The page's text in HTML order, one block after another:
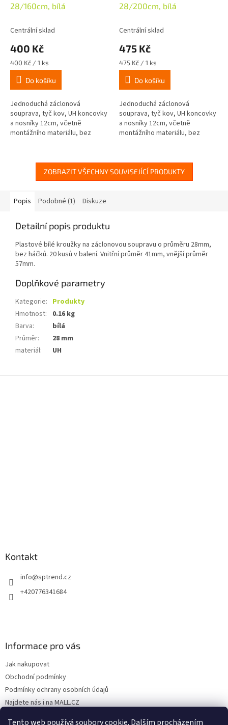
Tento web používá soubory cookie. Dalším procházením
28/160cm, bílá
Centrální sklad
400 Kč
Měrná
cena:
400 Kč / 1 ks
Do košíku
Jednoduchá záclonová
souprava, tyč kov, UH koncovky
a nosníky 12cm, včetně
montážního materiálu, bez
28/200cm, bílá
Centrální sklad
475 Kč
Měrná
cena:
475 Kč / 1 ks
Do košíku
Jednoduchá záclonová
souprava, tyč kov, UH koncovky
a nosníky 12cm, včetně
montážního materiálu, bez
ZOBRAZIT VŠECHNY SOUVISEJÍCÍ PRODUKTY
Popis Podobné (1) Diskuze
Detailní popis produktu
Plastové bílé kroužky na záclonovou soupravu o průměru 28mm,
bez háčků. 20 kusů v balení. Vnitřní průměr 41mm, vnější průměr
57mm.
Doplňkové parametry
Kategorie: Produkty
Hmotnost:
0.16 kg
Barva:
bílá
Průměr:
28 mm
materiál: UH
Kontakt
info@sptrend.cz
+420776341684
Informace pro vás
Jak nakupovat
Obchodní podmínky
Podmínky ochrany osobních údajů
Najdete nás i na MALL.CZ